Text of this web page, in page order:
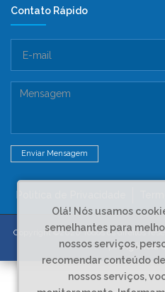
Contato Rápido
Enviar Mensagem
Copyright ©2020 Todos os direitos
porAgência
Olá! Nós usamos
semelhantes para
nossos serviços,
recomendar conteúdo
nossos serviços,